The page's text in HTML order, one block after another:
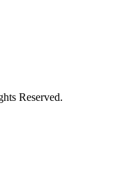
Reserved.